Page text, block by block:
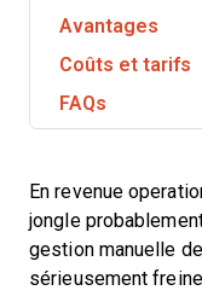
Avantages
Coûts et tarifs
FAQs
En revenue
jongle
gestion manuelle
sérieusement